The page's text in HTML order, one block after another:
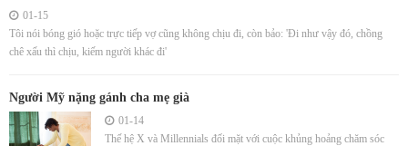
01-15
Tôi nói bóng gió hoặc trực tiếp vợ cũng không chịu đi, còn bảo: 'Đi như vậy đó, chồng
chê xấu thì chịu, kiếm người khác đi'
Người Mỹ nặng gánh cha mẹ già
01-14
Thế hệ X và Millennials đối mặt với cuộc khủng hoảng chăm sóc